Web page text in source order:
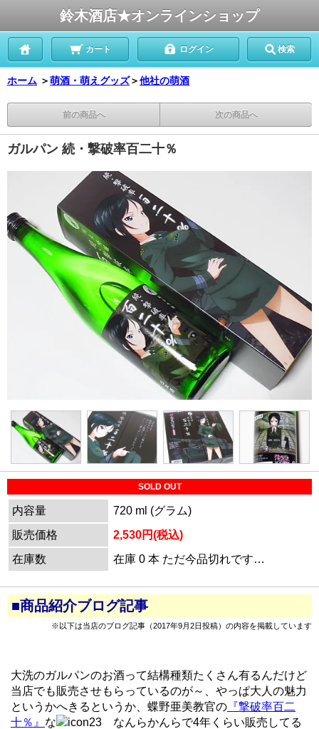
鈴木酒店★オンラインショップ
カート ログイン 検索
ホーム ＞萌酒・萌えグッズ＞他社の萌酒
前の商品へ 次の商品へ
ガルパン 続・撃破率百二十％
SOLD OUT
内容量
720 ml (グラム)
販売価格
2,530円(税込)
在庫数
在庫 0 本 ただ今品切れです…
■商品紹介ブログ記事
※以下は当店のブログ記事（2017年9月2日投稿）の内容を掲載しています
大洗のガルパンのお酒って結構種類たくさん有るんだけど
当店でも販売させもらっているのが～、やっぱ大人の魅力
というかへきるというか、蝶野亜美教官の 『撃破率百二
十％』 な
なんらかんらで4年くらい販売してる